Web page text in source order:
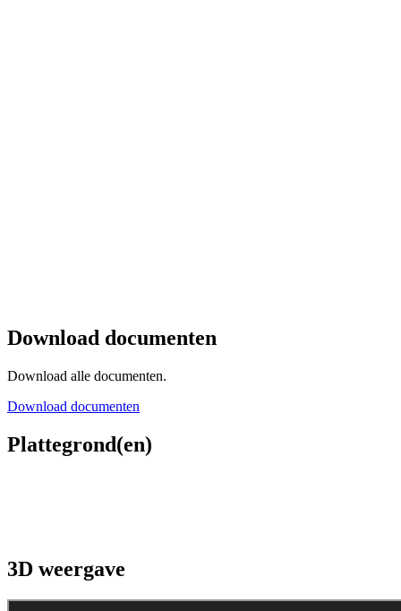
Download documenten
Download alle documenten.
Download documenten
Plattegrond(en)
3D weergave